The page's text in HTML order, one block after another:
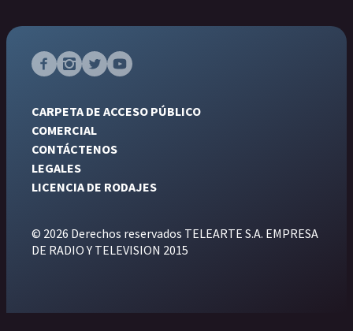
CARPETA DE ACCESO PÚBLICO
COMERCIAL
CONTÁCTENOS
LEGALES
LICENCIA DE RODAJES
© 2026 Derechos reservados TELEARTE S.A. EMPRESA
DE RADIO Y TELEVISION 2015